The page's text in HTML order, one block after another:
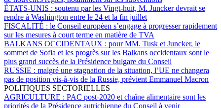
ÉTATS-UNIS : soutenu par les Vingt-huit, M. Juncker devrait se
rendre à Washington entre le 24 et la fin juillet
FISCALITÉ : le Conseil européen s’engage à progresser rapidement
sur les mesures à court terme en matière de TVA
BALKANS OCCIDENTAUX : pour MM. Tusk et Juncker, le
sommet de Sofia et les progrès sur les Balkans occidentaux sont le
plus grand succès de la Présidence bulgare du Conseil
RUSSIE : malgré une stagnation de la situation, l’UE ne changera
pas de position vis-à-vis de la Russie, prévient Emmanuel Macron
POLITIQUES SECTORIELLES
AGRICULTURE : PAC post-2020 et chaîne alimentaire sont les
priorités de la Présidence autrichienne du Conseil à venir